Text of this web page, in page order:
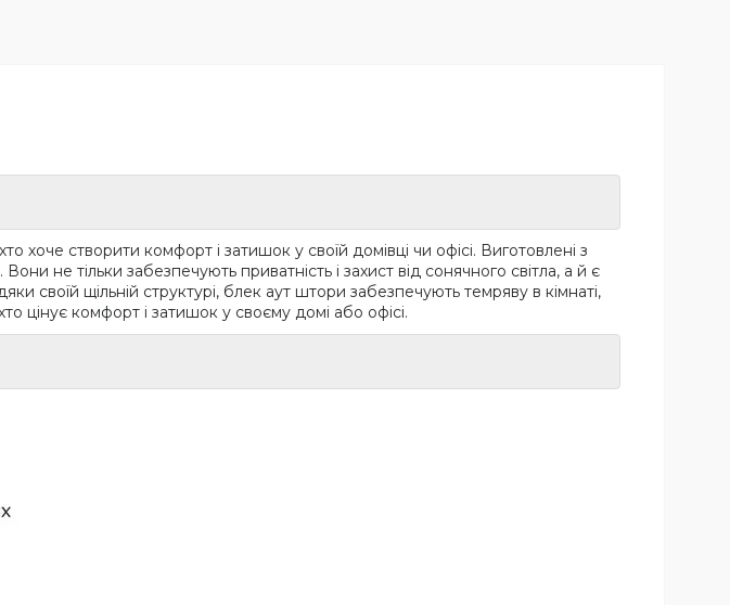
створити комфорт і затишок у своїй домівці чи офісі. Виготовлені з
не тільки забезпечують приватність і захист від сонячного світла, а й є
своїй щільній структурі, блек аут штори забезпечують темряву в кімнаті,
цінує комфорт і затишок у своєму домі або офісі.